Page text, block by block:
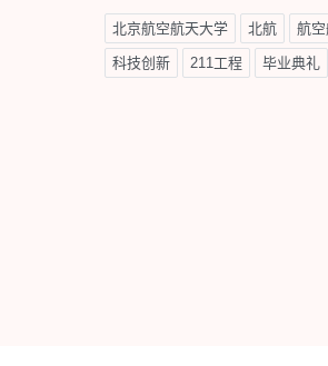
北京航空航天大学 北航 航
科技创新 211工程 毕业典礼